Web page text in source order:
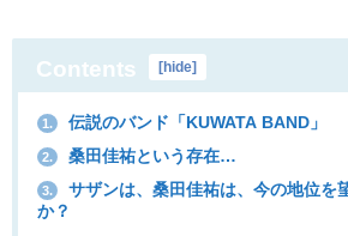
Contents [hide]
1. 伝説のバンド「KUWATA BAND」
2. 桑田佳祐という存在…
3.
サザンは、桑田佳祐は、今の地位を
か？